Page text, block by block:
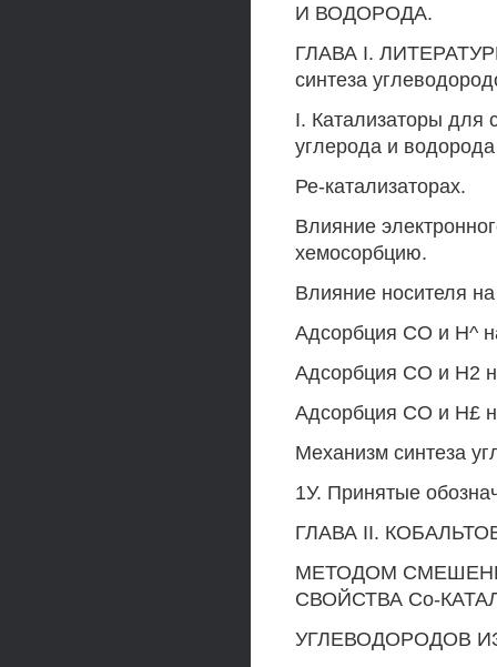
И ВОДОРОДА.
ГЛАВА I.
синтеза
I. Катализаторы для
углерода и
Ре-катализаторах.
Влияние
хемосорбцию.
Влияние носителя
Адсорбция СО и Н^
Адсорбция СО и Н2
Адсорбция СО и Н£
Механизм синтеза
1У. Принятые
ГЛАВА II.
МЕТОДОМ
СВОЙСТВА Со-
УГЛЕВОДОРОДОВ